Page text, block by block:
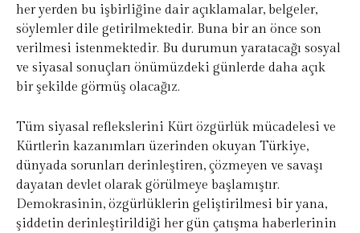
her yerden bu işbirliğine dair açıklamalar, belgeler,
söylemler dile getirilmektedir. Buna bir an önce son
verilmesi istenmektedir. Bu durumun yaratacağı sosyal
ve siyasal sonuçları önümüzdeki günlerde daha açık
bir şekilde görmüş olacağız.
Tüm siyasal reflekslerini Kürt özgürlük mücadelesi ve
Kürtlerin kazanımları üzerinden okuyan Türkiye,
dünyada sorunları derinleştiren, çözmeyen ve savaşı
dayatan devlet olarak görülmeye başlamıştır.
Demokrasinin, özgürlüklerin geliştirilmesi bir yana,
şiddetin derinleştirildiği her gün çatışma haberlerinin